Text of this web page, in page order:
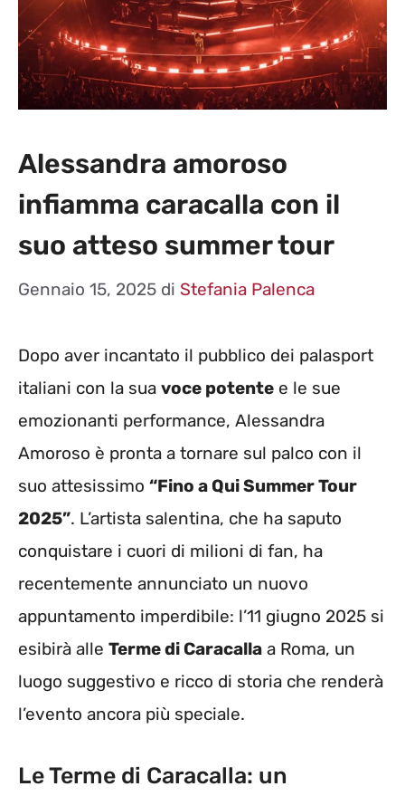
Alessandra amoroso
infiamma caracalla con il
suo atteso summer tour
Gennaio 15, 2025 di Stefania Palenca
Dopo aver incantato il pubblico dei palasport
italiani con la sua voce potente e le sue
emozionanti performance, Alessandra
Amoroso è pronta a tornare sul palco con il
suo attesissimo “Fino a Qui Summer Tour
2025”. L’artista salentina, che ha saputo
conquistare i cuori di milioni di fan, ha
recentemente annunciato un nuovo
appuntamento imperdibile: l’11 giugno 2025 si
esibirà alle Terme di Caracalla a Roma, un
luogo suggestivo e ricco di storia che renderà
l’evento ancora più speciale.
Le Terme di Caracalla: un